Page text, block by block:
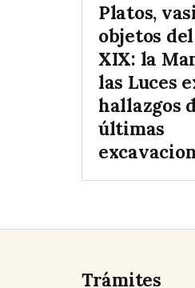
Platos,
objetos
XIX: la
las Luces
hallazgos
últimas
Trámites